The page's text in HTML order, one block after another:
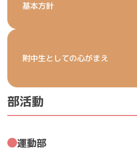
基本方針
附中生としての心がまえ
部活動
運動部